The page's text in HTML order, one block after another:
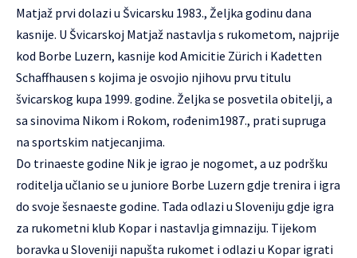
Matjaž prvi dolazi u Švicarsku 1983., Željka godinu dana
kasnije. U Švicarskoj Matjaž nastavlja s rukometom, najprije
kod Borbe Luzern, kasnije kod Amicitie Zürich i Kadetten
Schaffhausen s kojima je osvojio njihovu prvu titulu
švicarskog kupa 1999. godine. Željka se posvetila obitelji, a
sa sinovima Nikom i Rokom, rođenim1987., prati supruga
na sportskim natjecanjima.
Do trinaeste godine Nik je igrao je nogomet, a uz podršku
roditelja učlanio se u juniore Borbe Luzern gdje trenira i igra
do svoje šesnaeste godine. Tada odlazi u Sloveniju gdje igra
za rukometni klub Kopar i nastavlja gimnaziju. Tijekom
boravka u Sloveniji napušta rukomet i odlazi u Kopar igrati